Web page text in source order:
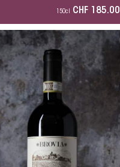
150cl CHF 185.00